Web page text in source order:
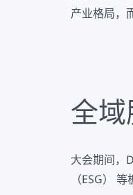
产业格局，
全
大会期间，
（ESG）